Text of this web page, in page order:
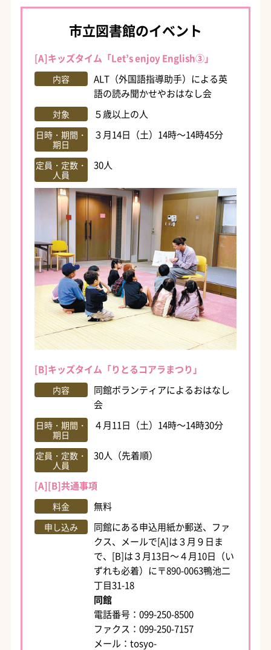
市立図書館のイベント
[A]キッズタイム「Let’s enjoy English③」
内容
ALT（外国語指導助手）による英
語の読み聞かせやおはなし会
対象 ５歳以上の人
日時・期間・
期日
３月14日（土）14時～14時45分
定員・定数・
人員
30人
[B]キッズタイム「りとるコアラまつり」
内容
同館ボランティアによるおはなし
会
日時・期間・
期日
４月11日（土）14時～14時30分
定員・定数・
人員
30人（先着順）
[A][B]共通事項
料金 無料
申し込み
同館にある申込用紙か郵送、ファ
クス、メールで[A]は３月９日ま
で、[B]は３月13日～４月10日（い
ずれも必着）に〒890-0063鴨池二
丁目31-18
同館
電話番号：099-250-8500
ファクス：099-250-7157
メール：tosyo-